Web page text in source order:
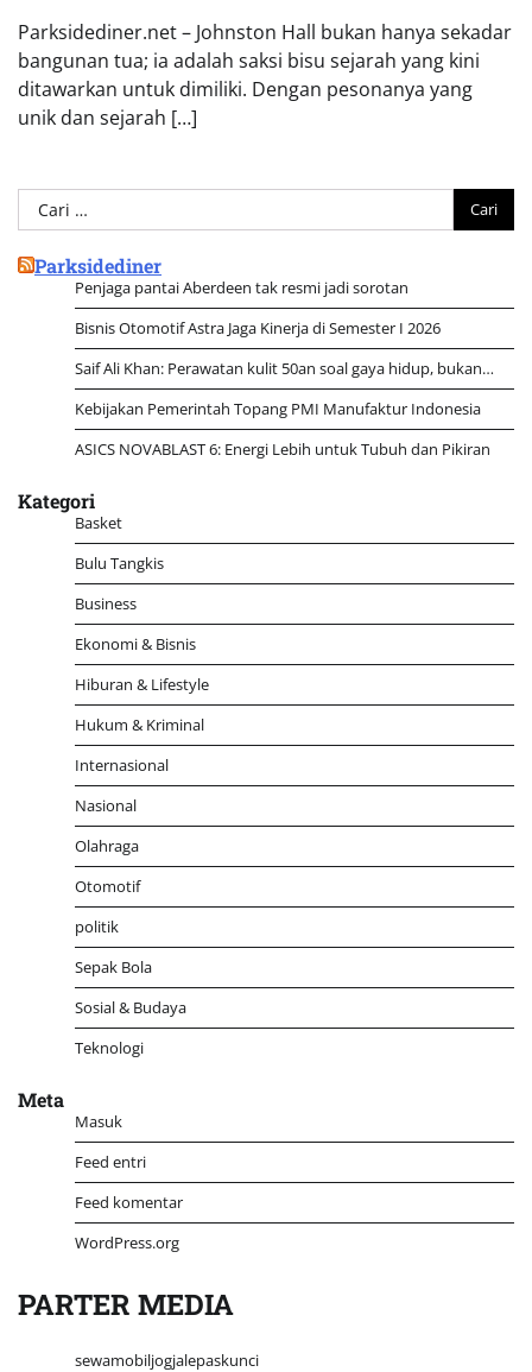
Parksidediner.net – Johnston Hall bukan hanya sekadar
bangunan tua; ia adalah saksi bisu sejarah yang kini
ditawarkan untuk dimiliki. Dengan pesonanya yang
unik dan sejarah […]
Cari
untuk:
Parksidediner
Penjaga pantai Aberdeen tak resmi jadi sorotan
Bisnis Otomotif Astra Jaga Kinerja di Semester I 2026
Saif Ali Khan: Perawatan kulit 50an soal gaya hidup, bukan…
Kebijakan Pemerintah Topang PMI Manufaktur Indonesia
ASICS NOVABLAST 6: Energi Lebih untuk Tubuh dan Pikiran
Kategori
Basket
Bulu Tangkis
Business
Ekonomi & Bisnis
Hiburan & Lifestyle
Hukum & Kriminal
Internasional
Nasional
Olahraga
Otomotif
politik
Sepak Bola
Sosial & Budaya
Teknologi
Meta
Masuk
Feed entri
Feed komentar
WordPress.org
PARTER MEDIA
sewamobiljogjalepaskunci